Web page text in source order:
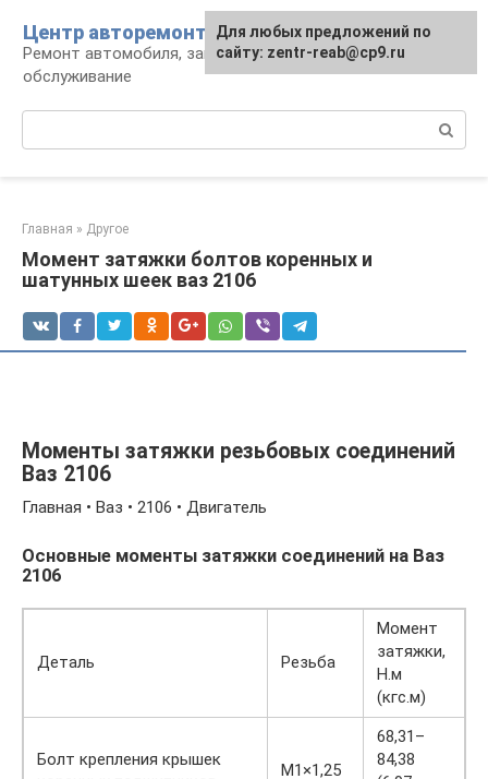
контенту
Центр авторемонта
Ремонт автомобиля, запчасти и
обслуживание
Главная » Другое
Момент затяжки болтов коренных и
шатунных шеек ваз 2106
Моменты затяжки резьбовых соединений
Ваз 2106
Главная • Ваз • 2106 • Двигатель
Основные моменты затяжки соединений на Ваз
2106
Деталь Резьба
Момент
затяжки,
Н.м
(кгс.м)
Болт крепления крышек
М1×1,25
68,31–
84,38
Для любых предложений по
сайту: zentr-reab@cp9.ru